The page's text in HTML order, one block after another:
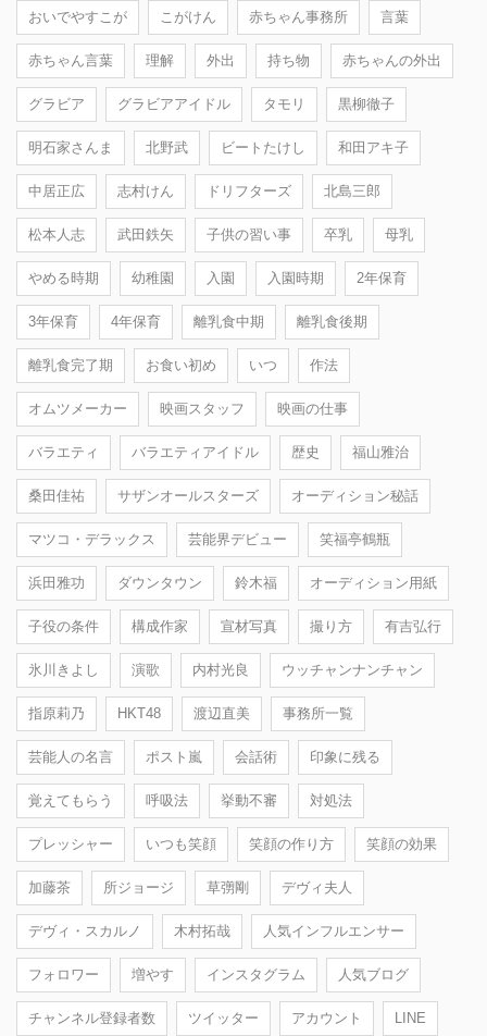
おいでやすこが こがけん 赤ちゃん事務所 言葉
赤ちゃん言葉 理解 外出 持ち物 赤ちゃんの外出
グラビア グラビアアイドル タモリ 黒柳徹子
明石家さんま 北野武 ビートたけし 和田アキ子
中居正広 志村けん ドリフターズ 北島三郎
松本人志 武田鉄矢 子供の習い事 卒乳 母乳
やめる時期 幼稚園 入園 入園時期 2年保育
3年保育 4年保育 離乳食中期 離乳食後期
離乳食完了期 お食い初め いつ 作法
オムツメーカー 映画スタッフ 映画の仕事
バラエティ バラエティアイドル 歴史 福山雅治
桑田佳祐 サザンオールスターズ オーディション秘話
マツコ・デラックス 芸能界デビュー 笑福亭鶴瓶
浜田雅功 ダウンタウン 鈴木福 オーディション用紙
子役の条件 構成作家 宣材写真 撮り方 有吉弘行
氷川きよし 演歌 内村光良 ウッチャンナンチャン
指原莉乃 HKT48 渡辺直美 事務所一覧
芸能人の名言 ポスト嵐 会話術 印象に残る
覚えてもらう 呼吸法 挙動不審 対処法
プレッシャー いつも笑顔 笑顔の作り方 笑顔の効果
加藤茶 所ジョージ 草彅剛 デヴィ夫人
デヴィ・スカルノ 木村拓哉 人気インフルエンサー
フォロワー 増やす インスタグラム 人気ブログ
チャンネル登録者数 ツイッター アカウント LINE